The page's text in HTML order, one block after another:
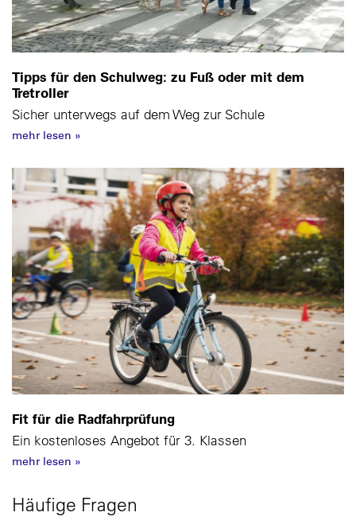
Tipps für den Schulweg: zu Fuß oder mit dem
Tretroller
Sicher unterwegs auf dem Weg zur Schule
mehr lesen »
Fit für die Radfahrprüfung
Ein kostenloses Angebot für 3. Klassen
mehr lesen »
Häufige Fragen